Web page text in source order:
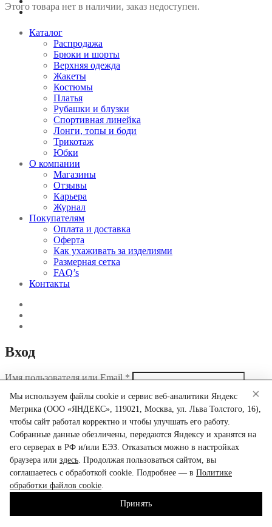
Этого товара нет в наличии, заказ недоступен.
Каталог
Распродажа
Брюки и шорты
Верхняя одежда
Жакеты
Костюмы
Платья
Рубашки и блузки
Спортивная линейка
Лонги, топы и боди
Трикотаж
Юбки
О компании
Магазины
Отзывы
Карьера
Журнал
Покупателям
Оплата и доставка
Оферта
Как ухаживать за изделиями
Размерная сетка
FAQ’s
Контакты
Вход
Имя пользователя или Email*
Пароль*
Запомнить меня Забыли свой пароль?
Войти
Search
Искать:
×
Мы используем файлы cookie и сервис веб-аналитики Яндекс
Метрика (ООО «ЯНДЕКС», 119021, Москва, ул. Льва Толстого, 16),
чтобы сайт работал корректно и чтобы улучшать его работу.
Собранные данные обезличены, передаются Яндексу и хранятся на
его серверах в РФ и/или ЕЭЗ. Отказаться можно в настройках
браузера или здесь. Продолжая пользоваться сайтом, вы
соглашаетесь с обработкой cookie. Подробнее — в Политике
обработки файлов cookie.
Принять